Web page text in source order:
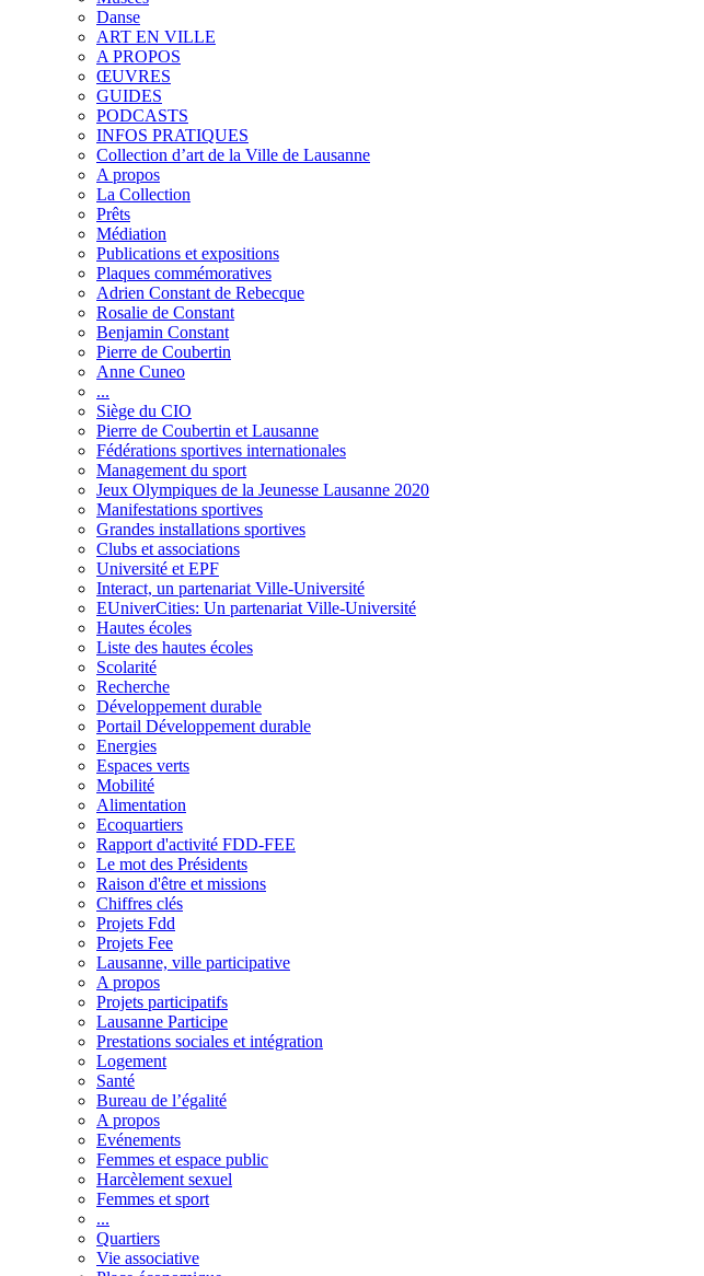
Danse
ART EN VILLE
A PROPOS
ŒUVRES
GUIDES
PODCASTS
INFOS PRATIQUES
Collection d’art de la Ville de Lausanne
A propos
La Collection
Prêts
Médiation
Publications et expositions
Plaques commémoratives
Adrien Constant de Rebecque
Rosalie de Constant
Benjamin Constant
Pierre de Coubertin
Anne Cuneo
...
Siège du CIO
Pierre de Coubertin et Lausanne
Fédérations sportives internationales
Management du sport
Jeux Olympiques de la Jeunesse Lausanne 2020
Manifestations sportives
Grandes installations sportives
Clubs et associations
Université et EPF
Interact, un partenariat Ville-Université
EUniverCities: Un partenariat Ville-Université
Hautes écoles
Liste des hautes écoles
Scolarité
Recherche
Développement durable
Portail Développement durable
Energies
Espaces verts
Mobilité
Alimentation
Ecoquartiers
Rapport d'activité FDD-FEE
Le mot des Présidents
Raison d'être et missions
Chiffres clés
Projets Fdd
Projets Fee
Lausanne, ville participative
A propos
Projets participatifs
Lausanne Participe
Prestations sociales et intégration
Logement
Santé
Bureau de l’égalité
A propos
Evénements
Femmes et espace public
Harcèlement sexuel
Femmes et sport
...
Quartiers
Vie associative